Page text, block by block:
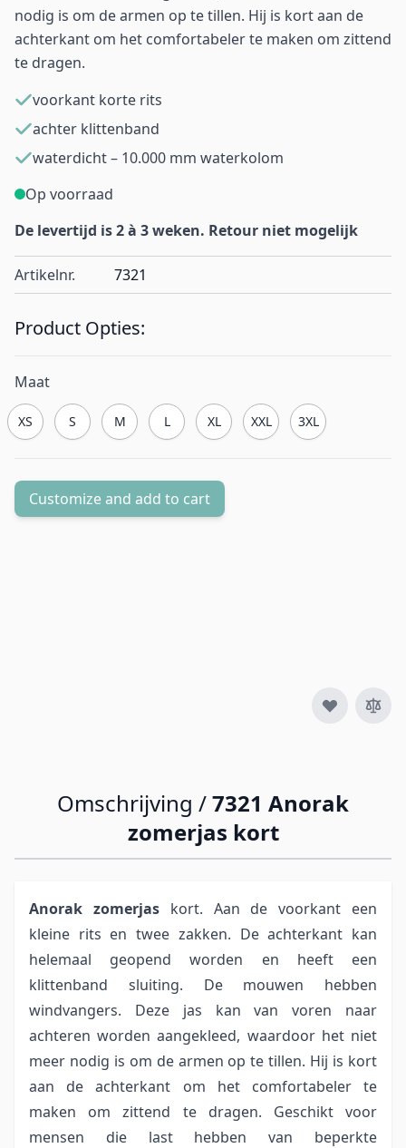
nodig is om de armen op te tillen. Hij is kort aan de
achterkant om het comfortabeler te maken om zittend
te dragen.
voorkant korte rits
achter klittenband
waterdicht – 10.000 mm waterkolom
Op voorraad
De levertijd is 2 à 3 weken. Retour niet mogelijk
Artikelnr. 7321
Product Opties:
Maat
XS S M L XL XXL 3XL
Customize and add to cart
Omschrijving /7321 Anorak
zomerjas kort
Anorak zomerjaskort. Aan de voorkant een
kleine rits en twee zakken. De achterkant kan
helemaal geopend worden en heeft een
klittenband sluiting. De mouwen hebben
windvangers. Deze jas kan van voren naar
achteren worden aangekleed, waardoor het niet
meer nodig is om de armen op te tillen. Hij is kort
aan de achterkant om het comfortabeler te
maken om zittend te dragen. Geschikt voor
mensen die last hebben van beperkte